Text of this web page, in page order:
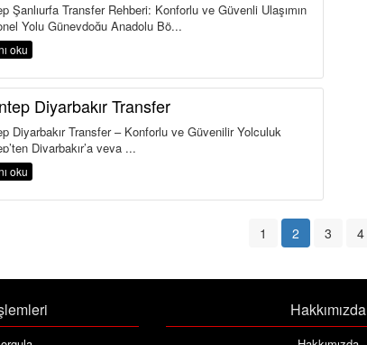
Şanlıurfa Transfer Rehberi: Konforlu ve Güvenli Ulaşımın
Yolu Güneydoğu Anadolu Bö...
oku
Diyarbakır Transfer
Diyarbakır Transfer – Konforlu ve Güvenilir Yolculuk
Diyarbakır’a veya ...
oku
1 2 3 4
Hakkımızda